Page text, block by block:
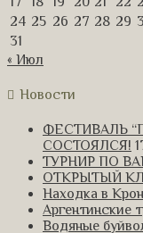
24 25 26 27 28 29
31
« Июл
Новости
ФЕСТИВАЛЬ
СОСТОЯЛСЯ!
ТУРНИР ПО
ОТКРЫТЫЙ
Находка в
Аргентинские
Водяные